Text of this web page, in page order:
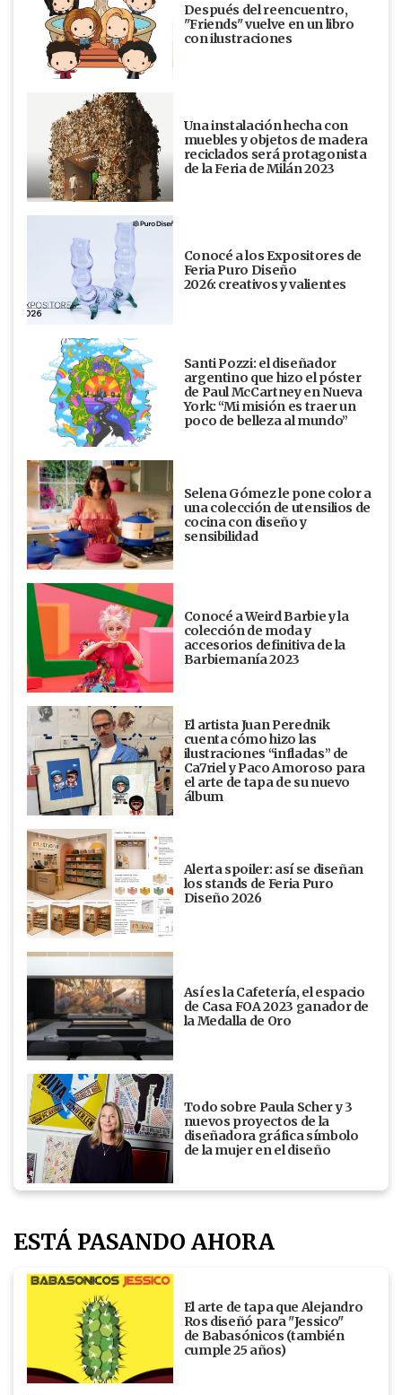
Después del reencuentro,
"Friends" vuelve en un libro
con ilustraciones
Una instalación hecha con
muebles y objetos de madera
reciclados será protagonista
de la Feria de Milán 2023
Conocé a los Expositores de
Feria Puro Diseño
2026: creativos y valientes
Santi Pozzi: el diseñador
argentino que hizo el póster
de Paul McCartney en Nueva
York: “Mi misión es traer un
poco de belleza al mundo”
Selena Gómez le pone color a
una colección de utensilios de
cocina con diseño y
sensibilidad
Conocé a Weird Barbie y la
colección de moda y
accesorios definitiva de la
Barbiemanía 2023
El artista Juan Perednik
cuenta cómo hizo las
ilustraciones “infladas” de
Ca7riel y Paco Amoroso para
el arte de tapa de su nuevo
álbum
Alerta spoiler: así se diseñan
los stands de Feria Puro
Diseño 2026
Así es la Cafetería, el espacio
de Casa FOA 2023 ganador de
la Medalla de Oro
Todo sobre Paula Scher y 3
nuevos proyectos de la
diseñadora gráfica símbolo
de la mujer en el diseño
ESTÁ PASANDO AHORA
El arte de tapa que Alejandro
Ros diseñó para "Jessico"
de Babasónicos (también
cumple 25 años)